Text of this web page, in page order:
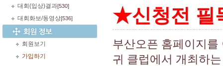
대회(입상)결과[530]
대회화보/동영상[536]
회원보기
가입하기
★신청전 필
부산오픈 홈페이지
귀 클럽에서 개최하